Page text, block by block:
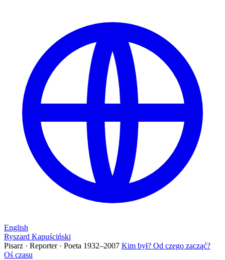
English
Ryszard Kapuściński
Pisarz · Reporter · Poeta 1932–2007 Kim był? Od czego zacząć?
Oś czasu